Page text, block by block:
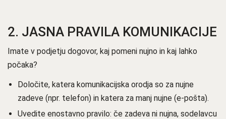
2. JASNA PRAVILA KOMUNIKACIJE
Imate v podjetju dogovor, kaj pomeni nujno in kaj lahko
počaka?
Določite, katera komunikacijska orodja so za nujne
zadeve (npr. telefon) in katera za manj nujne (e-pošta).
Uvedite enostavno pravilo: če zadeva ni nujna, sodelavcu